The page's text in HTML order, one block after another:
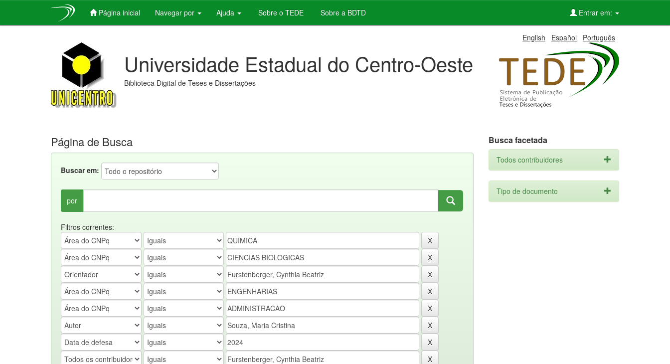
Página inicial Navegar por Ajuda Sobre o TEDE Sobre a BDTD Entrar em:
English Español Português
Universidade Estadual do Centro-Oeste
Biblioteca Digital de Teses e Dissertações
Página de Busca
Buscar em:
por
Filtros correntes:
Busca facetada
Todos contribuidores
Tipo de documento